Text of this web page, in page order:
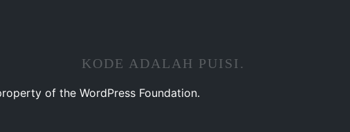
KODE ADALAH PUISI.
of the WordPress Foundation.